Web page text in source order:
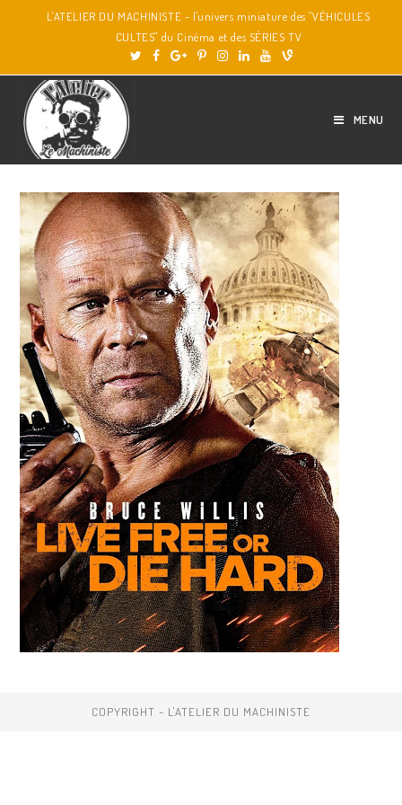
L'ATELIER DU MACHINISTE - l'univers miniature des "VÉHICULES
CULTES" du Cinéma et des SÉRIES TV
MENU
COPYRIGHT - L'ATELIER DU MACHINISTE